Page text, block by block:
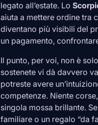
legato all’estate. Lo
aiuta a mettere ordine tra
diventano più visibili del
un pagamento,
Il punto, per voi, non è
sostenete vi dà davvero
potreste avere
competenze. Niente
singola mossa brillante.
familiare o un regalo “da